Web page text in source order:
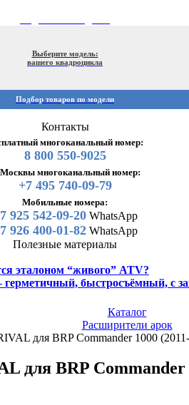
Выберите модель:
вашего квадроцикла
Подбор товаров по модели
Контакты
многоканальный номер:
8 800 550-9025
Москвы многоканальный номер:
+7 495 740-09-79
Мобильные номера:
925 542-09-20WhatsApp
926 400-01-82WhatsApp
Полезные материалы
эталоном “живого” ATV?
герметичный, быстросъёмный, с
Каталог
Расширители арок
для BRP Commander 1000
для BRP Commander